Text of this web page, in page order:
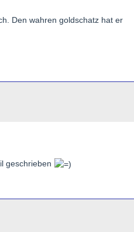
Den wahren goldschatz hat er
geschrieben